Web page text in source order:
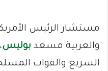
مستشار الرئيس
والعربية مسعد بوليس
السريع والقوات